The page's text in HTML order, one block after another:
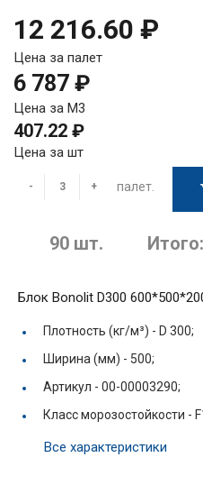
12 216.60 ₽
Цена за палет
6 787 ₽
Цена за М3
407.22 ₽
Цена за шт
- + палет.
90 шт. Итого:
Блок Bonolit D300
Плотность (кг/м³) - D 300;
Ширина (мм) - 500;
Артикул - 00-00003290;
Класс морозостойкости -
Все характеристики